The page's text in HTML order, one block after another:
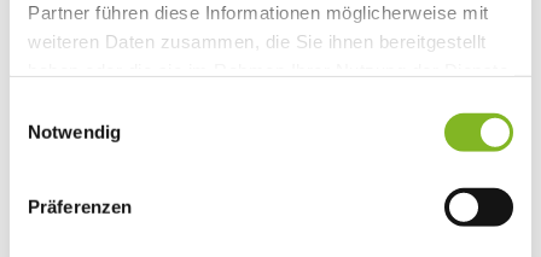
Partner führen diese Informationen möglicherweise mit
weiteren Daten zusammen, die Sie ihnen bereitgestellt
Notwendig
Präferenzen
Wir beraten Sie gerne
persönlich – sprechen Sie uns
einfach an: